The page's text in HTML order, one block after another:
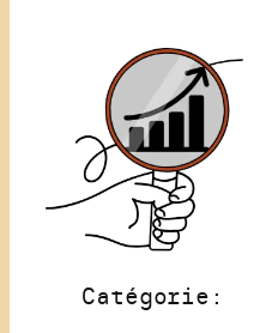
Catégorie: